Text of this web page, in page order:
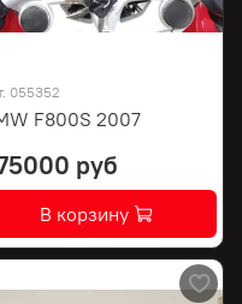
055352
F800S 2007
руб
В корзину